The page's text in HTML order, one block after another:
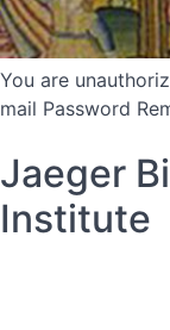
You are
mail Password
Jaeger
Institute